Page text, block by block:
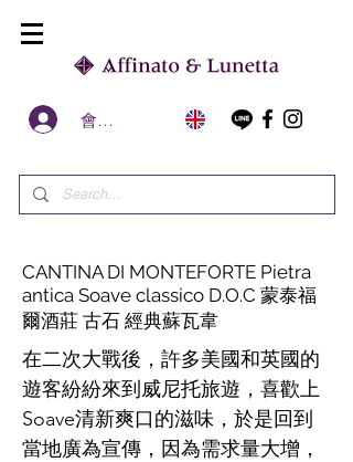
會員區
CANTINA DI MONTEFORTE Pietra
antica Soave classico D.O.C 蒙泰福
爾酒莊 古石 經典蘇瓦韋
在二次大戰後，許多美國和英國的
遊客紛紛來到威尼托旅遊，喜歡上
Soave清新爽口的滋味，於是回到
當地廣為宣傳，因為需求量大增，